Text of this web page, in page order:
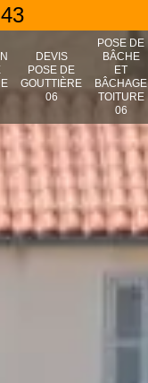
DEVIS
POSE DE
GOUTTIÈRE
06
POSE DE
BÂCHE
ET
BÂCHAGE
TOITURE
06